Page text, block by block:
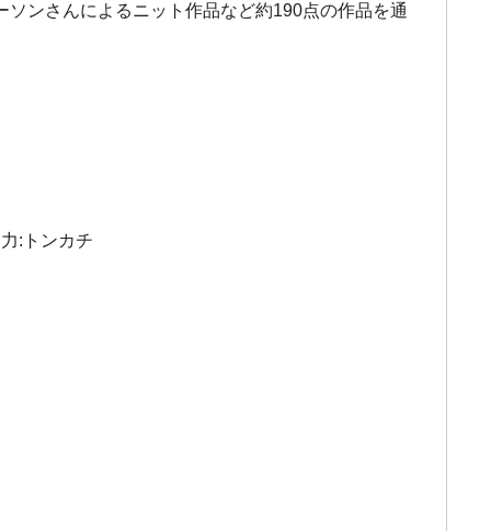
ンさんによるニット作品など約190点の作品を通
:トンカチ